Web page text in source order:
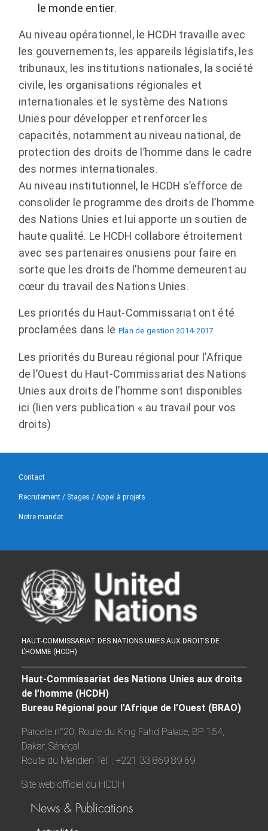
Contact
Recrutement / Stages / Appel à projets
Notre mandat
le monde entier.
Au niveau opérationnel, le HCDH travaille avec
les gouvernements, les appareils législatifs, les
tribunaux, les institutions nationales, la société
civile, les organisations régionales et
internationales et le système des Nations
Unies pour développer et renforcer les
capacités, notamment au niveau national, de
protection des droits de l’homme dans le cadre
des normes internationales.
Au niveau institutionnel, le HCDH s’efforce de
consolider le programme des droits de l’homme
des Nations Unies et lui apporte un soutien de
haute qualité. Le HCDH collabore étroitement
avec ses partenaires onusiens pour faire en
sorte que les droits de l’homme demeurent au
cœur du travail des Nations Unies.
Les priorités du Haut-Commissariat ont été
proclamées dans le Plan de gestion 2014-2017
Les priorités du Bureau régional pour l’Afrique
de l’Ouest du Haut-Commissariat des Nations
Unies aux droits de l’homme sont disponibles
ici (lien vers publication « au travail pour vos
droits)
HAUT-COMMISSARIAT DES NATIONS UNIES AUX DROITS DE
L’HOMME (HCDH)
Haut-Commissariat des Nations Unies aux droits
de l’homme (HCDH)
Bureau Régional pour l’Afrique de l’Ouest (BRAO)
Parcelle n°20, Route du King Fahd Palace, BP 154,
Dakar, Sénégal
Route du Méridien Tél. : +221 33 869 89 69
Site web officiel du HCDH
News & Publications